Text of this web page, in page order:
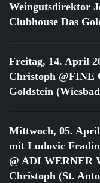
Weingutsdirektor
Clubhouse Das
Freitag, 14. April
Christoph @FINE
Goldstein
Mittwoch, 05. April
mit Ludovic
@ ADI WERNER
Christoph (St.